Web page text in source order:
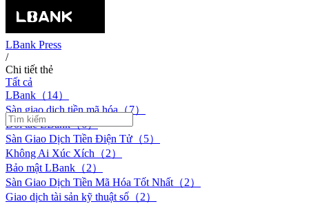
LBank Press
/
Chi tiết thẻ
Tất cả
LBank（14）
Sàn giao dịch tiền mã hóa（7）
Đối tác LBank（6）
Sàn Giao Dịch Tiền Điện Tử（5）
Không Ai Xúc Xích（2）
Bảo mật LBank（2）
Sàn Giao Dịch Tiền Mã Hóa Tốt Nhất（2）
Giao dịch tài sản kỹ thuật số（2）